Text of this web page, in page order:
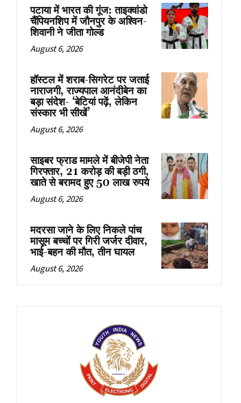
पटाया में भारत की गूंज: ताइक्वांडो
चैंपियनशिप में जौनपुर के अश्विन-
शिवानी ने जीता गोल्ड
August 6, 2026
हॉस्टल में शराब-सिगरेट पर जताई
नाराजगी, राज्यपाल आनंदीबेन का
बड़ा संदेश- ‘बेटियां पढ़ें, लेकिन
संस्कार भी सीखें’
August 6, 2026
साइबर फ्राड मामले में बीजेपी नेता
गिरफ्तार, 21 करोड़ की बड़ी ठगी,
खाते से बरामद हुए 50 लाख रुपये
August 6, 2026
मदरसा जाने के लिए निकले पांच
मासूम बच्चों पर गिरी जर्जर दीवार,
भाई-बहन की मौत, तीन घायल
August 6, 2026